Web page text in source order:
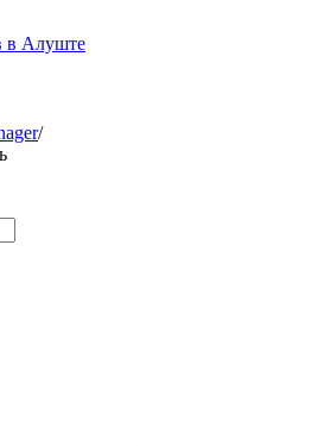
в Алуште
/